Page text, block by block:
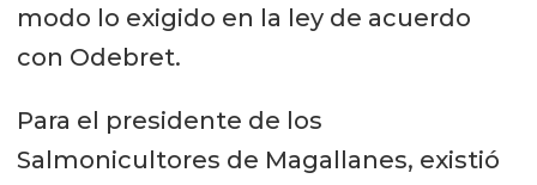
modo lo exigido en la ley de acuerdo
con Odebret.
Para el presidente de los
Salmonicultores de Magallanes, existió